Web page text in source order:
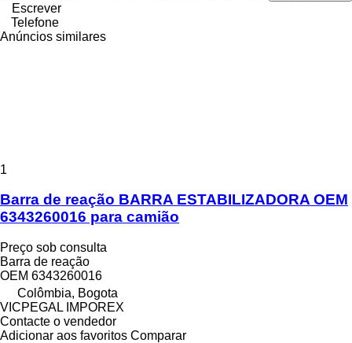
Escrever
Telefone
Anúncios similares
1
Barra de reação BARRA ESTABILIZADORA OEM
6343260016 para camião
Preço sob consulta
Barra de reação
OEM 6343260016
Colômbia, Bogota
VICPEGAL IMPOREX
Contacte o vendedor
Adicionar aos favoritos Comparar